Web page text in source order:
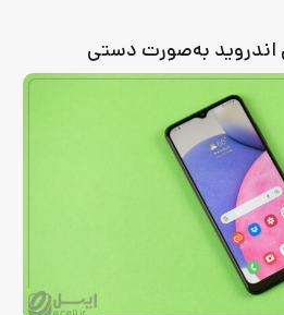
به‌صورت دستی